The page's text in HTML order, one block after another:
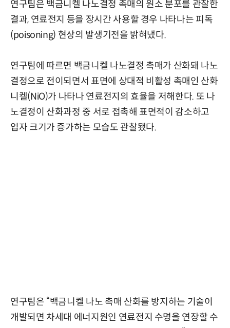
연구팀은 백금니켈 나노결정 촉매의 원소 분포를 관찰한
결과, 연료전지 등을 장시간 사용할 경우 나타나는 피독
(poisoning) 현상의 발생기전을 밝혀냈다.
연구팀에 따르면 백금니켈 나노결정 촉매가 산화돼 나노
결정으로 전이되면서 표면에 상대적 비활성 촉매인 산화
니켈(NiO)가 나타나 연료전지의 효율을 저해한다. 또 나
노결정이 산화과정 중 서로 접촉해 표면적이 감소하고
입자 크기가 증가하는 모습도 관찰됐다.
연구팀은 “백금니켈 나노 촉매 산화를 방지하는 기술이
개발되면 차세대 에너지원인 연료전지 수명을 연장할 수